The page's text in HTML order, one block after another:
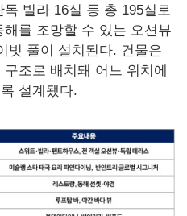
빌라 16실 등 총 195실로
를 조망할 수 있는 오션뷰
빗 풀이 설치된다. 건물은
조로 배치돼 어느 위치에
설계됐다.